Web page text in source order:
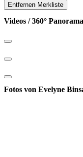
Entfernen Merkliste
Videos / 360°
Fotos von Evelyne